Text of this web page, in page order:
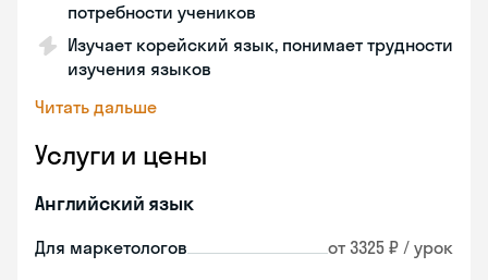
потребности учеников
Изучает корейский язык, понимает трудности
изучения языков
Читать дальше
Услуги и цены
Английский язык
Для маркетологов от 3325 ₽ / урок